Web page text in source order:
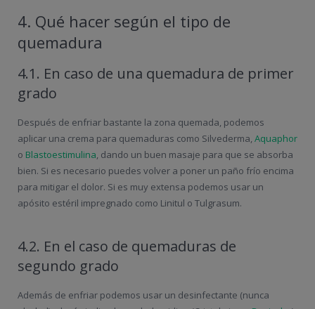
4. Qué hacer según el tipo de
quemadura
4.1. En caso de una quemadura de primer
grado
Después de enfriar bastante la zona quemada, podemos
aplicar una crema para quemaduras como Silvederma, Aquaphor
o Blastoestimulina, dando un buen masaje para que se absorba
bien. Si es necesario puedes volver a poner un paño frío encima
para mitigar el dolor. Si es muy extensa podemos usar un
apósito estéril impregnado como Linitul o Tulgrasum.
4.2. En el caso de quemaduras de
segundo grado
Además de enfriar podemos usar un desinfectante (nunca